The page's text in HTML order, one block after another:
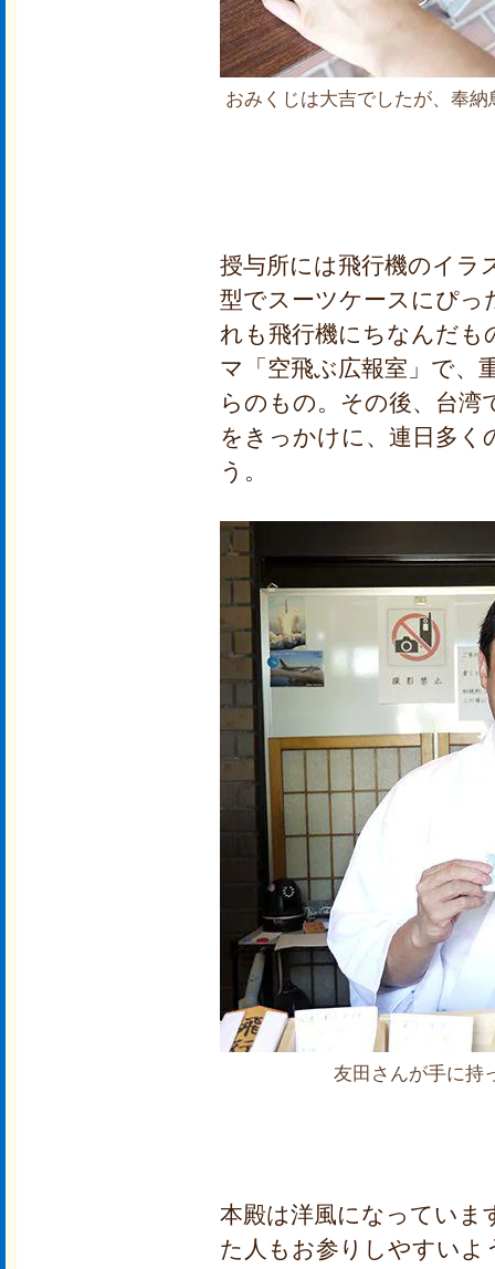
おみくじは大吉でしたが、奉
授与所には飛行機のイラ
型でスーツケースにぴ
れも飛行機にちなんだ
マ「空飛ぶ広報室」で、
らのもの。その後、台
をきっかけに、連日多く
う。
友田さんが手に持
本殿は洋風になっていま
た人もお参りしやすい